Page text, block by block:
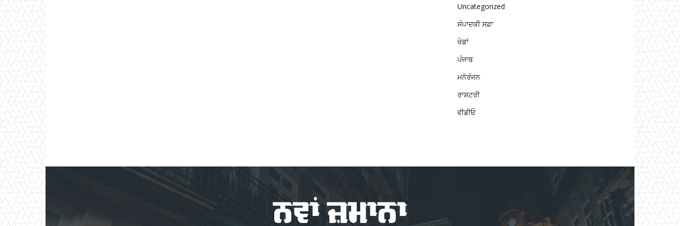
Uncategorized
ਸੰਪਾਦਕੀ ਸਫ਼ਾ
ਖੇਡਾਂ
ਪੰਜਾਬ
ਮਨੋਰੰਜਨ
ਰਾਸ਼ਟਰੀ
ਵੀਡੀਓ